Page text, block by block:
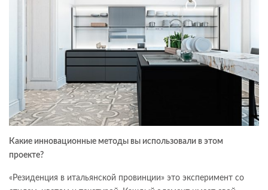
Какие инновационные методы вы использовали в этом
проекте?
«Резиденция в итальянской провинции» это эксперимент со